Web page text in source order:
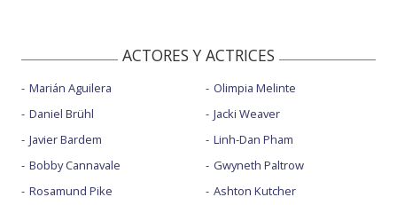
ACTORES Y ACTRICES
Marián Aguilera
Daniel Brühl
Javier Bardem
Bobby Cannavale
Rosamund Pike
Olimpia Melinte
Jacki Weaver
Linh-Dan Pham
Gwyneth Paltrow
Ashton Kutcher